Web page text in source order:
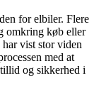
for elbiler. Flere
omkring køb eller
vist stor viden
med at
og sikkerhed i